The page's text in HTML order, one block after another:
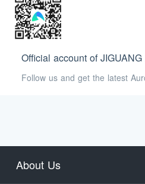
Official account of
Follow us and get the latest
About Us